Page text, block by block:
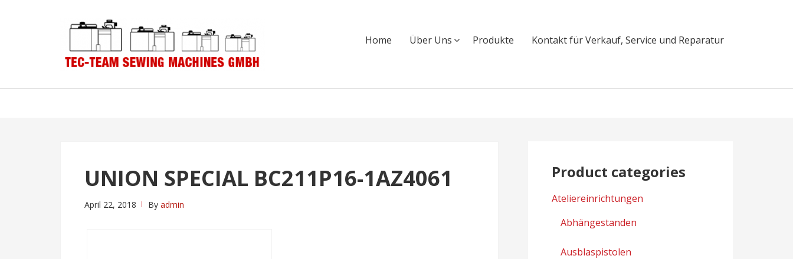
navigation
Home Über Uns Produkte Kontakt für Verkauf, Service und Reparatur
UNION SPECIAL BC211P16-1AZ4061
April 22, 2018 By admin
Product categories
Ateliereinrichtungen
Abhängestanden
Ausblaspistolen